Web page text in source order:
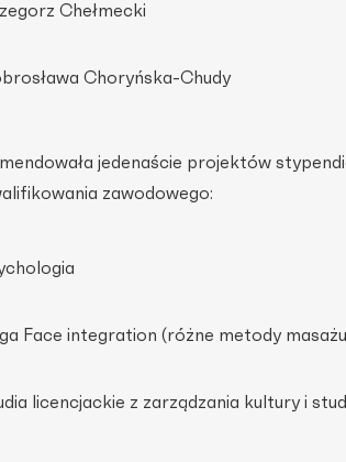
Chełmecki
Choryńska-Chudy
jedenaście projektów
zawodowego:
Face integration (różne metody
licencjackie z zarządzania kultury i